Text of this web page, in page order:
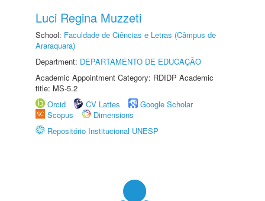
Luci Regina Muzzeti
School: Faculdade de Ciências e Letras (Câmpus de
Araraquara)
Department: DEPARTAMENTO DE EDUCAÇÃO
Academic Appointment Category: RDIDP Academic
title: MS-5.2
Orcid
CV Lattes
Google Scholar
Scopus
Dimensions
Repositório Institucional UNESP